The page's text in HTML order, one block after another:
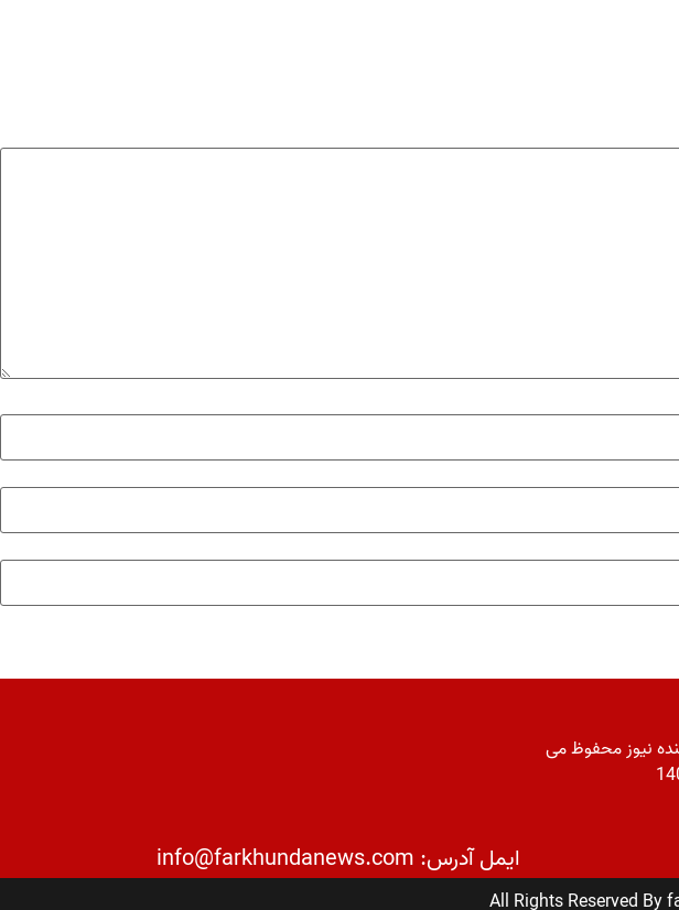
نیوز محفوظ می
ایمل آدرس: info@farkhundanews.com
All Rights Reserved By